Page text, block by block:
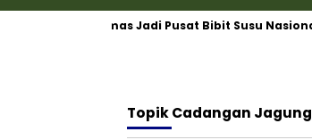
Banyumas Jadi Pusat Bibit Susu Nasional
TopikCadangan Jagung